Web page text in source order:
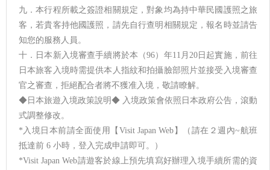
九．本行程所載之簽證相關規定，對象均為持中華民國護照之旅
客，若貴客持他國護照，請先自行查明相關規定，報名時並請告
知您的服務人員。
十．日本新入境審查手續將於本（96）年11月20日起實施，前往
日本旅客入境時需提供本人指紋和拍攝臉部照片並接受入境審查
官之審查，拒絕配合者將不獲准入境，敬請瞭解。
◆日本旅遊入境政策說明◆ 入境政策會依照日本政府公告，滾動
式調整修改。
*入境日本前請全面使用【Visit Japan Web】（請在２週內~航班
抵達前 6 小時，登入完成申請即可。）
*Visit Japan Web請遊客於線上預先填寫好辦理入境手續所需的資